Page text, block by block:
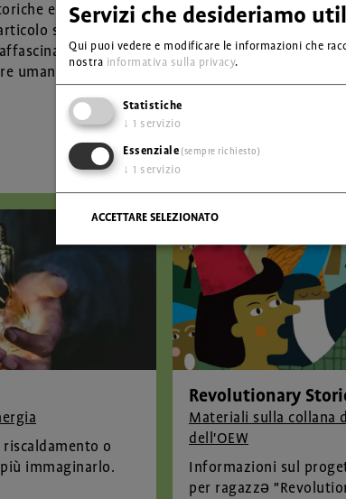
e nelle fiabe
sul grande
e al
umano.
nuovi punti di vista e
o
immaginarlo.
Revolutionary
Materiali sulla collana
dell'OEW
Informazioni sul
per ragazzə
Servizi che desideriamo
Qui puoi vedere e modificare le informazioni che
nostra informativa sulla privacy.
Statistiche
↓ 1 servizio
Essenziale (sempre richiesto)
↓ 1 servizio
ACCETTARE SELEZIONATO